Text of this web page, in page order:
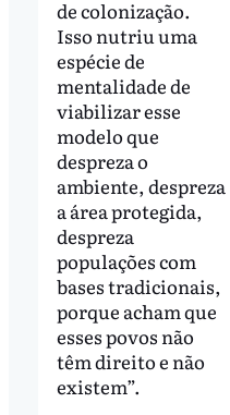
de colonização.
Isso nutriu uma
espécie de
mentalidade de
viabilizar esse
modelo que
despreza o
ambiente, despreza
a área protegida,
despreza
populações com
bases tradicionais,
porque acham que
esses povos não
têm direito e não
existem”.